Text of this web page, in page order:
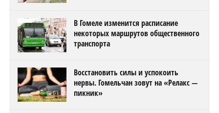
В Гомеле изменится расписание
некоторых маршрутов общественного
транспорта
Восстановить силы и успокоить
нервы. Гомельчан зовут на «Релакс —
пикник»